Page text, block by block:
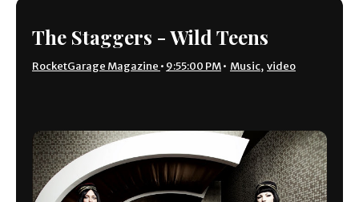
The Staggers - Wild Teens
RocketGarage Magazine • 9:55:00 PM• Music, video